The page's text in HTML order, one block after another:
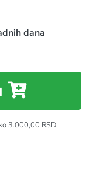
dana
3.000,00 RSD